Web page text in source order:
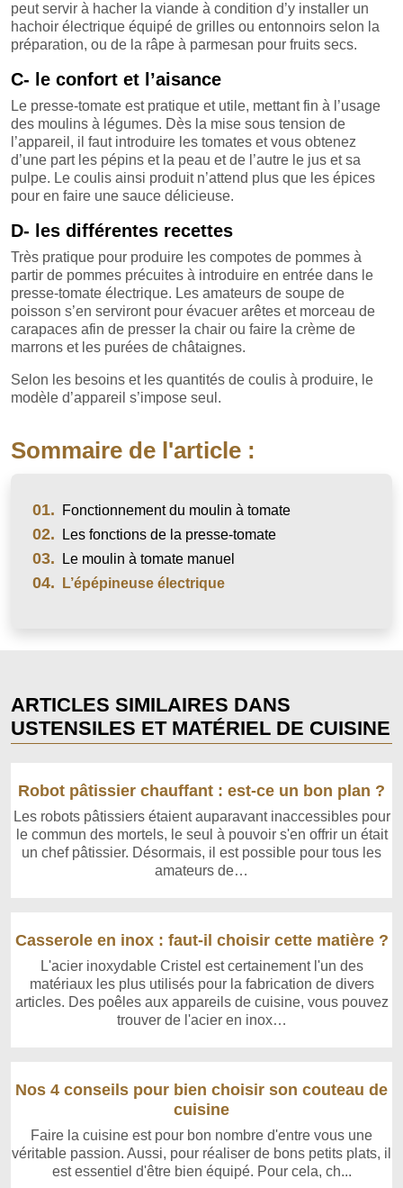
peut servir à hacher la viande à condition d’y installer un
hachoir électrique équipé de grilles ou entonnoirs selon la
préparation, ou de la râpe à parmesan pour fruits secs.
C- le confort et l’aisance
Le presse-tomate est pratique et utile, mettant fin à l’usage
des moulins à légumes. Dès la mise sous tension de
l’appareil, il faut introduire les tomates et vous obtenez
d’une part les pépins et la peau et de l’autre le jus et sa
pulpe. Le coulis ainsi produit n’attend plus que les épices
pour en faire une sauce délicieuse.
D- les différentes recettes
Très pratique pour produire les compotes de pommes à
partir de pommes précuites à introduire en entrée dans le
presse-tomate électrique. Les amateurs de soupe de
poisson s’en serviront pour évacuer arêtes et morceau de
carapaces afin de presser la chair ou faire la crème de
marrons et les purées de châtaignes.
Selon les besoins et les quantités de coulis à produire, le
modèle d’appareil s’impose seul.
Sommaire de l'article :
01. Fonctionnement du moulin à tomate
02. Les fonctions de la presse-tomate
03. Le moulin à tomate manuel
04. L’épépineuse électrique
ARTICLES SIMILAIRES DANS
USTENSILES ET MATÉRIEL DE CUISINE
Robot pâtissier chauffant : est-ce un bon plan ?
Les robots pâtissiers étaient auparavant inaccessibles pour
le commun des mortels, le seul à pouvoir s'en offrir un était
un chef pâtissier. Désormais, il est possible pour tous les
amateurs de…
Casserole en inox : faut-il choisir cette matière ?
L'acier inoxydable Cristel est certainement l'un des
matériaux les plus utilisés pour la fabrication de divers
articles. Des poêles aux appareils de cuisine, vous pouvez
trouver de l'acier en inox…
Nos 4 conseils pour bien choisir son couteau de
cuisine
Faire la cuisine est pour bon nombre d'entre vous une
véritable passion. Aussi, pour réaliser de bons petits plats, il
est essentiel d'être bien équipé. Pour cela, ch...